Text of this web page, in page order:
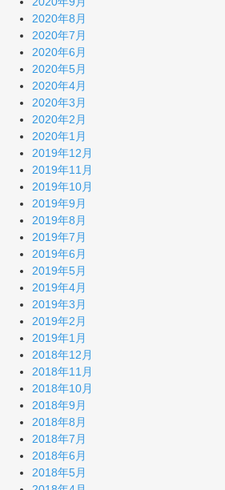
2020年8月
2020年7月
2020年6月
2020年5月
2020年4月
2020年3月
2020年2月
2020年1月
2019年12月
2019年11月
2019年10月
2019年9月
2019年8月
2019年7月
2019年6月
2019年5月
2019年4月
2019年3月
2019年2月
2019年1月
2018年12月
2018年11月
2018年10月
2018年9月
2018年8月
2018年7月
2018年6月
2018年5月